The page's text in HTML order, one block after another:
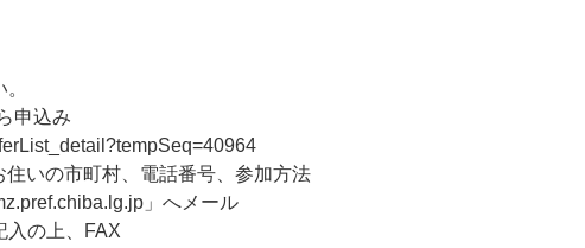
申込み
いの市町村、電話番号、参加方法
」へメール
の上、FAX